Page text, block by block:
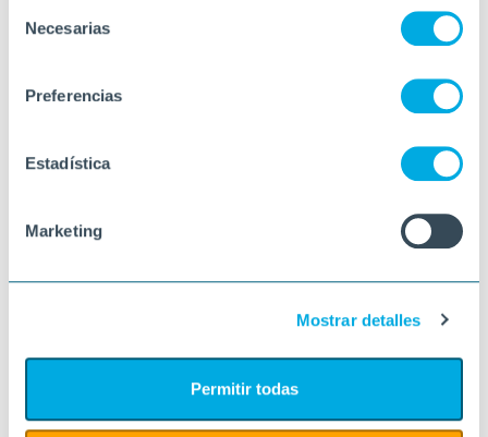
Necesarias
Preferencias
Estadística
Marketing
Mostrar detalles
Permitir todas